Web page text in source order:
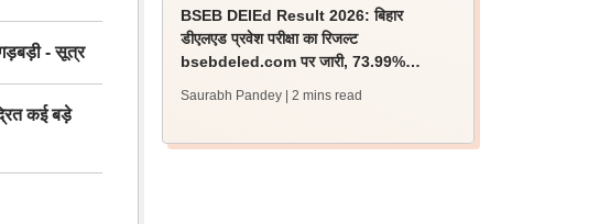
- सूत्र
कई बड़े
BSEB DElEd Result 2026: बिहार
डीएलएड प्रवेश परीक्षा का रिजल्ट
bsebdeled.com पर जारी, 73.99%
Saurabh Pandey | 2 mins read